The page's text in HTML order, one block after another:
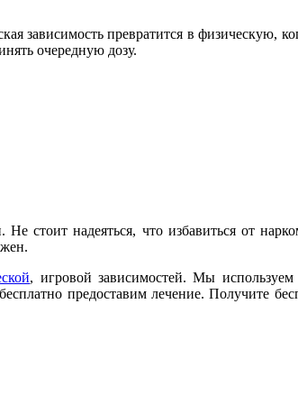
зависимость превратится в физическую,
очередную дозу.
стоит надеяться, что избавиться от
, игровой зависимостей. Мы
предоставим лечение. Получите